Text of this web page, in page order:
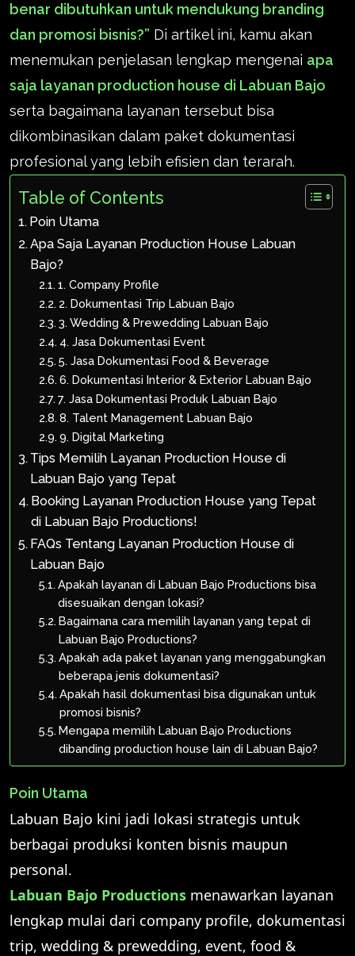
benar dibutuhkan untuk mendukung branding
dan promosi bisnis?” Di artikel ini, kamu akan
menemukan penjelasan lengkap mengenai apa
saja layanan production house di Labuan Bajo
serta bagaimana layanan tersebut bisa
dikombinasikan dalam paket dokumentasi
profesional yang lebih efisien dan terarah.
Table of Contents
Poin Utama
Apa Saja Layanan Production House Labuan
Bajo?
1. Company Profile
2. Dokumentasi Trip Labuan Bajo
3. Wedding & Prewedding Labuan Bajo
4. Jasa Dokumentasi Event
5. Jasa Dokumentasi Food & Beverage
6. Dokumentasi Interior & Exterior Labuan Bajo
7. Jasa Dokumentasi Produk Labuan Bajo
8. Talent Management Labuan Bajo
9. Digital Marketing
Tips Memilih Layanan Production House di
Labuan Bajo yang Tepat
Booking Layanan Production House yang Tepat
di Labuan Bajo Productions!
FAQs Tentang Layanan Production House di
Labuan Bajo
Apakah layanan di Labuan Bajo Productions bisa
disesuaikan dengan lokasi?
Bagaimana cara memilih layanan yang tepat di
Labuan Bajo Productions?
Apakah ada paket layanan yang menggabungkan
beberapa jenis dokumentasi?
Apakah hasil dokumentasi bisa digunakan untuk
promosi bisnis?
Mengapa memilih Labuan Bajo Productions
dibanding production house lain di Labuan Bajo?
Poin Utama
Labuan Bajo kini jadi lokasi strategis untuk
berbagai produksi konten bisnis maupun
personal.
Labuan Bajo Productions menawarkan layanan
lengkap mulai dari company profile, dokumentasi
trip, wedding & prewedding, event, food &